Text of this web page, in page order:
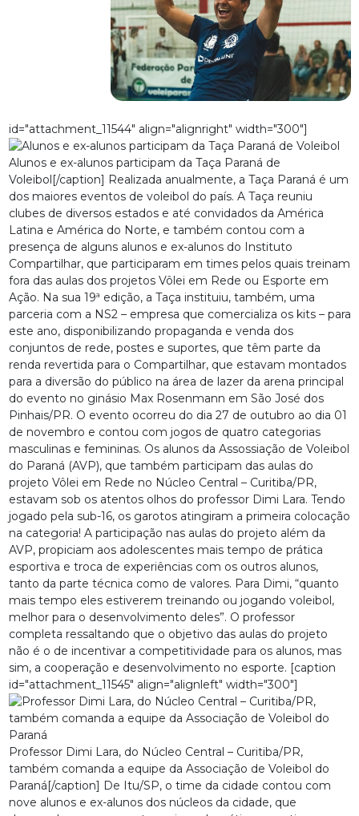
id="attachment_11544" align="alignright" width="300"]
Alunos e ex-alunos participam da Taça Paraná de
Voleibol[/caption] Realizada anualmente, a Taça Paraná é um
dos maiores eventos de voleibol do país. A Taça reuniu
clubes de diversos estados e até convidados da América
Latina e América do Norte, e também contou com a
presença de alguns alunos e ex-alunos do Instituto
Compartilhar, que participaram em times pelos quais treinam
fora das aulas dos projetos Vôlei em Rede ou Esporte em
Ação. Na sua 19ª edição, a Taça instituiu, também, uma
parceria com a NS2 – empresa que comercializa os kits – para
este ano, disponibilizando propaganda e venda dos
conjuntos de rede, postes e suportes, que têm parte da
renda revertida para o Compartilhar, que estavam montados
para a diversão do público na área de lazer da arena principal
do evento no ginásio Max Rosenmann em São José dos
Pinhais/PR. O evento ocorreu do dia 27 de outubro ao dia 01
de novembro e contou com jogos de quatro categorias
masculinas e femininas. Os alunos da Assossiação de Voleibol
do Paraná (AVP), que também participam das aulas do
projeto Vôlei em Rede no Núcleo Central – Curitiba/PR,
estavam sob os atentos olhos do professor Dimi Lara. Tendo
jogado pela sub-16, os garotos atingiram a primeira colocação
na categoria! A participação nas aulas do projeto além da
AVP, propiciam aos adolescentes mais tempo de prática
esportiva e troca de experiências com os outros alunos,
tanto da parte técnica como de valores. Para Dimi, “quanto
mais tempo eles estiverem treinando ou jogando voleibol,
melhor para o desenvolvimento deles”. O professor
completa ressaltando que o objetivo das aulas do projeto
não é o de incentivar a competitividade para os alunos, mas
sim, a cooperação e desenvolvimento no esporte. [caption
id="attachment_11545" align="alignleft" width="300"]
Professor Dimi Lara, do Núcleo Central – Curitiba/PR,
também comanda a equipe da Associação de Voleibol do
Paraná[/caption] De Itu/SP, o time da cidade contou com
nove alunos e ex-alunos dos núcleos da cidade, que